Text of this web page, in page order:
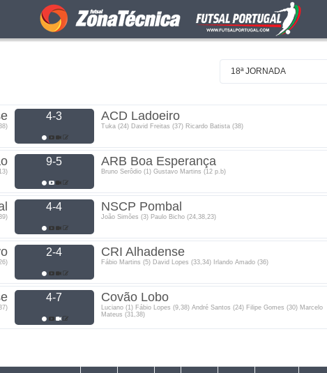
18ª JORNADA
4-3 ACD Ladoeiro
Tuka (24) David Freitas (37) Ricardo Batista (38)
9-5 ARB Boa Esperança
Bruno Serôdio (1) Gustavo Martins (12 p.b)
4-4 NSCP Pombal
João Simões (3) Paulo Bicho (24,38,23)
2-4 CRI Alhadense
Fábio Martins (5) David Lopes (33,34) Irlando Amado (36)
4-7 Covão Lobo
Luciano (1) Fábio Lopes (9,38) André Santos (24) Filipe Gomes (30) Marcelo
Mateus (31,38)